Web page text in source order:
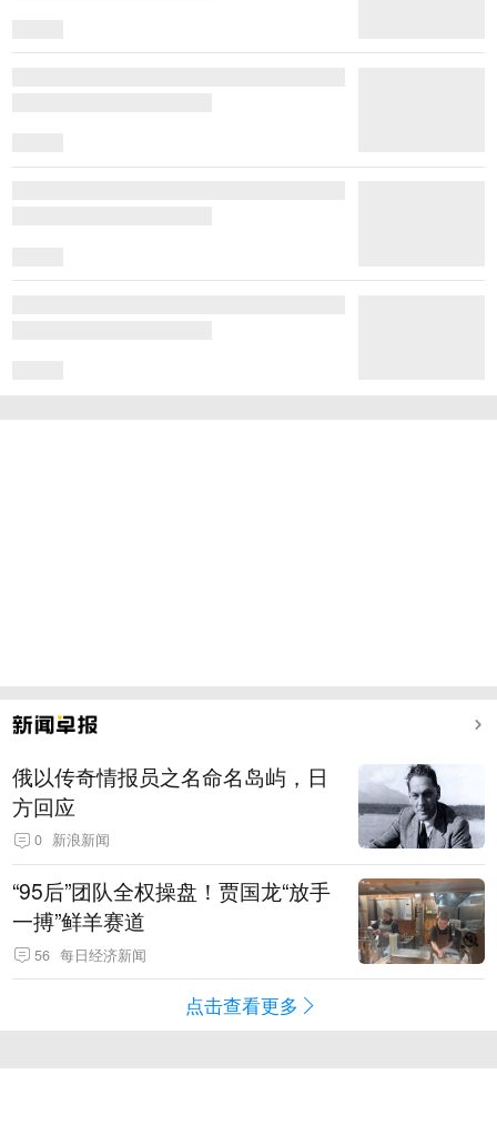
俄以传奇情报员之名命名岛屿，日
方回应
0 新浪新闻
“95后”团队全权操盘！贾国龙“放手
一搏”鲜羊赛道
56 每日经济新闻
点击查看更多